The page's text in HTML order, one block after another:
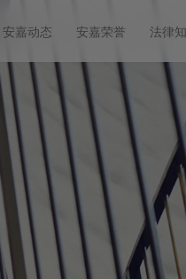
安嘉动态 安嘉荣誉 法律